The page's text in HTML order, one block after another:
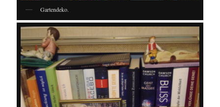
Gartendeko.